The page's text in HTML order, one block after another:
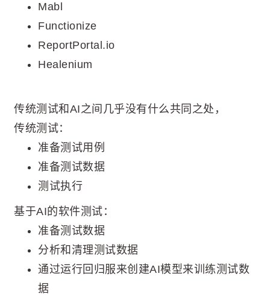
Mabl
Functionize
ReportPortal.io
Healenium
传统测试和AI之间几乎没有什么共同之处，
传统测试：
准备测试用例
准备测试数据
测试执行
基于AI的软件测试：
准备测试数据
分析和清理测试数据
通过运行回归服来创建AI模型来训练测试数
据